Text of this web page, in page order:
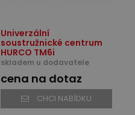
Univerzální
soustružnické centrum
HURCO TM6i
skladem u dodavatele
cena na dotaz
CHCI NABÍDKU